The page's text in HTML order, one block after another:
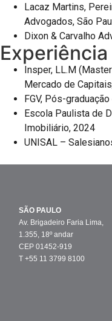
Lacaz Martins,
Advogados, São
Dixon & Carvalho
Insper, LL.M
Mercado de
FGV, Pós-
Escola Paulista de
Imobiliário, 2024
UNISAL –
SÃO PAULO
Av. Brigadeiro Faria Lima,
1.355, 18º andar
CEP 01452-919
T +55 11 3799 8100